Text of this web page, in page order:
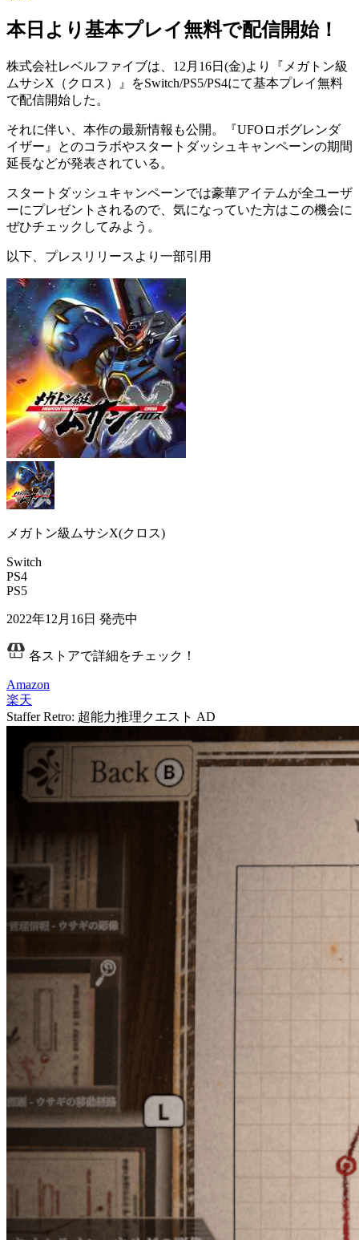
本日より基本プレイ無料で配信開始！
株式会社レベルファイブは、12月16日(金)より『メガトン級
ムサシX（クロス）』をSwitch/PS5/PS4にて基本プレイ無料
で配信開始した。
それに伴い、本作の最新情報も公開。『UFOロボグレンダ
イザー』とのコラボやスタートダッシュキャンペーンの期間
延長などが発表されている。
スタートダッシュキャンペーンでは豪華アイテムが全ユーザ
ーにプレゼントされるので、気になっていた方はこの機会に
ぜひチェックしてみよう。
以下、プレスリリースより一部引用
メガトン級ムサシX(クロス)
Switch
PS4
PS5
2022年12月16日 発売中
各ストアで詳細をチェック！
Amazon
楽天
Staffer Retro: 超能力推理クエスト AD